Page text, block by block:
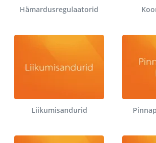
Hämardusregulaatorid
Liikumisandurid